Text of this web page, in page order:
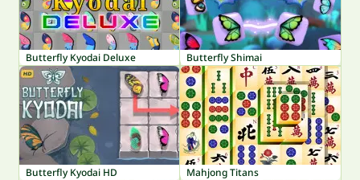
Butterfly Kyodai Deluxe Butterfly Shimai
Butterfly Kyodai HD Mahjong Titans